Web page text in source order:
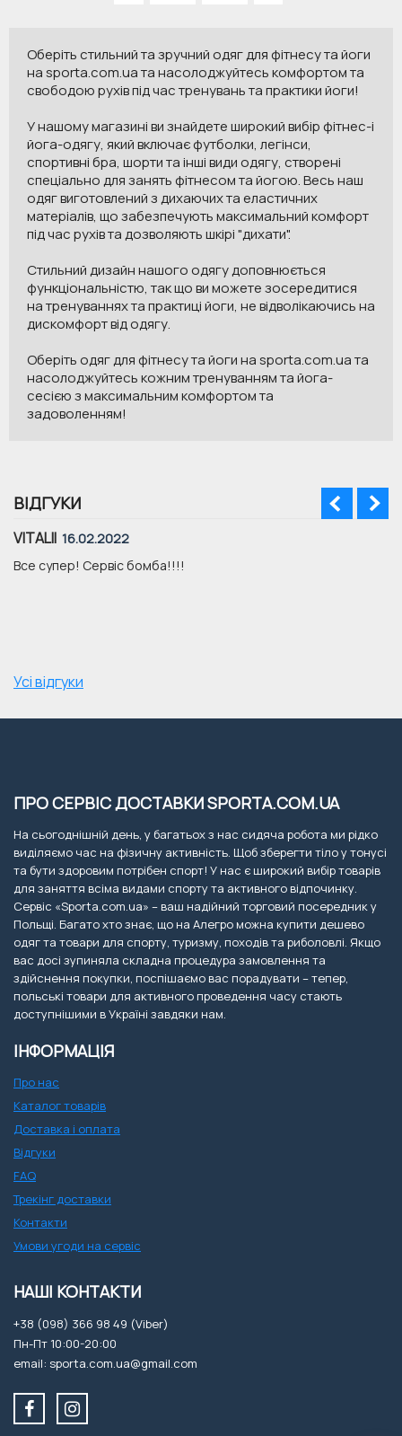
Оберіть стильний та зручний одяг для фітнесу та йоги
на sporta.com.ua та насолоджуйтесь комфортом та
свободою рухів під час тренувань та практики йоги!
У нашому магазині ви знайдете широкий вибір фітнес-і
йога-одягу, який включає футболки, легінси,
спортивні бра, шорти та інші види одягу, створені
спеціально для занять фітнесом та йогою. Весь наш
одяг виготовлений з дихаючих та еластичних
матеріалів, що забезпечують максимальний комфорт
під час рухів та дозволяють шкірі "дихати".
Стильний дизайн нашого одягу доповнюється
функціональністю, так що ви можете зосередитися
на тренуваннях та практиці йоги, не відволікаючись на
дискомфорт від одягу.
Оберіть одяг для фітнесу та йоги на sporta.com.ua та
насолоджуйтесь кожним тренуванням та йога-
сесією з максимальним комфортом та
задоволенням!
ВІДГУКИ
VITALII 16.02.2022
Все супер! Сервіс бомба!!!!
Усі відгуки
ПРО СЕРВІС ДОСТАВКИ SPORTA.COM.UA
На сьогоднішній день, у багатьох з нас сидяча робота ми рідко
виділяємо час на фізичну активність. Щоб зберегти тіло у тонусі
та бути здоровим потрібен спорт! У нас є широкий вибір товарів
для заняття всіма видами спорту та активного відпочинку.
Сервіс «Sporta.com.ua» – ваш надійний торговий посередник у
Польщі. Багато хто знає, що на Алегро можна купити дешево
одяг та товари для спорту, туризму, походів та риболовлі. Якщо
вас досі зупиняла складна процедура замовлення та
здійснення покупки, поспішаємо вас порадувати – тепер,
польські товари для активного проведення часу стають
доступнішими в Україні завдяки нам.
ІНФОРМАЦІЯ
Про нас
Каталог товарів
Доставка і оплата
Відгуки
FAQ
Трекінг доставки
Контакти
Умови угоди на сервіс
НАШІ КОНТАКТИ
+38 (098) 366 98 49 (Viber)
Пн-Пт 10:00-20:00
email: sporta.com.ua@gmail.com